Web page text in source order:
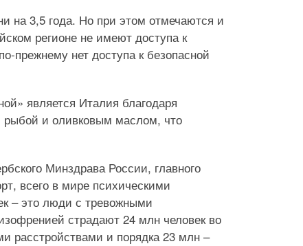
на 3,5 года. Но при этом отмечаются и
регионе не имеют доступа к
прежнему нет доступа к безопасной
является Италия благодаря
рыбой и оливковым маслом, что
Минздрава России, главного
всего в мире психическими
– это люди с тревожными
страдают 24 млн человек во
расстройствами и порядка 23 млн –